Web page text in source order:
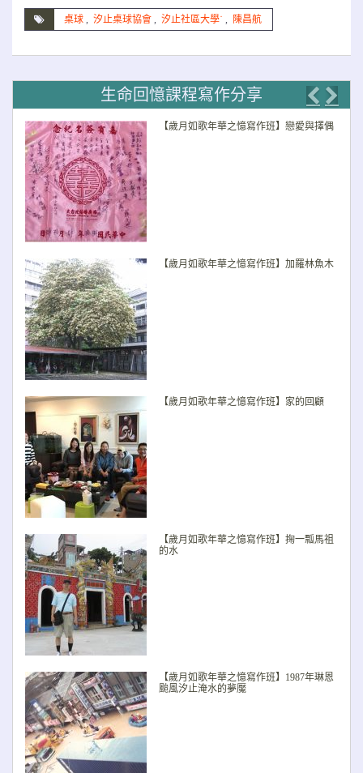
桌球 , 汐止桌球協會 , 汐止社區大學˙ , 陳昌航
生命回憶課程寫作分享
【歲月如歌年華之憶寫作班】戀愛與擇偶
【歲月如歌年華之憶寫作班】加羅林魚木
【歲月如歌年華之憶寫作班】家的回顧
【歲月如歌年華之憶寫作班】掬一瓢馬祖
的水
【歲月如歌年華之憶寫作班】1987年琳恩
颱風汐止淹水的夢魘